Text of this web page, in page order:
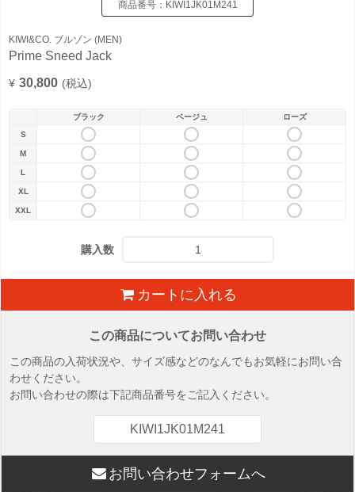
商品番号： KIWI1JK01M241
KIWI&CO. ブルゾン (MEN)
Prime Sneed Jack
¥ 30,800 (税込)
ブラック ベージュ
ローズ
S
M
L
XL
XXL
購入数
カートに入れる
この商品についてお問い合わせ
この商品の入荷状況や、サイズ感などのなんでもお気軽にお問い合
わせください。
お問い合わせの際は下記商品番号をご記入ください。
KIWI1JK01M241
お問い合わせフォームへ